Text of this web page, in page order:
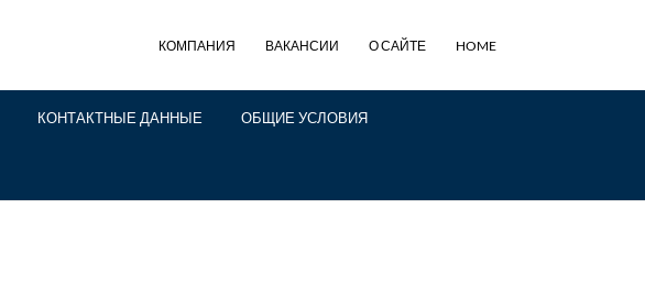
КОМПАНИЯ ВАКАНСИИ О САЙТЕ HOME
КОНТАКТНЫЕ ДАННЫЕ ОБЩИЕ УСЛОВИЯ